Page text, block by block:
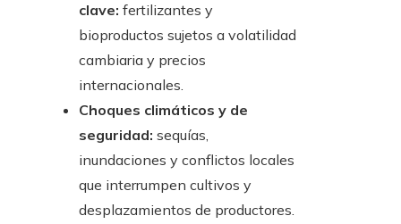
clave: fertilizantes y
bioproductos sujetos a volatilidad
cambiaria y precios
internacionales.
Choques climáticos y de
seguridad: sequías,
inundaciones y conflictos locales
que interrumpen cultivos y
desplazamientos de productores.